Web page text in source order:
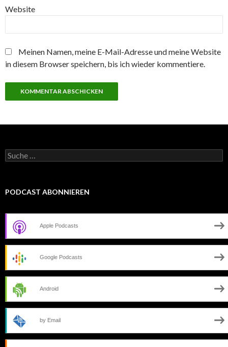
Website
Meinen Namen, meine E-Mail-Adresse und meine Website
in diesem Browser speichern, bis ich wieder kommentiere.
Suche
nach:
PODCAST ABONNIEREN
Apple Podcasts
Google Podcasts
Android
by Email